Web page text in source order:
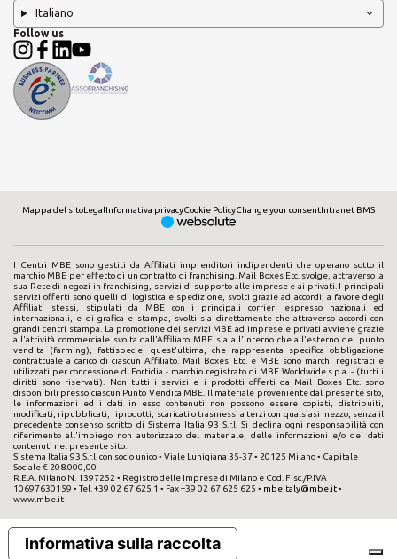
Italiano
Follow us
Mappa del sitoLegalInformativa privacyCookie PolicyChange your consentIntranet BMS
I Centri MBE sono gestiti da Affiliati imprenditori indipendenti che operano sotto il
marchio MBE per effetto di un contratto di franchising. Mail Boxes Etc. svolge, attraverso la
sua Rete di negozi in franchising, servizi di supporto alle imprese e ai privati. I principali
servizi offerti sono quelli di logistica e spedizione, svolti grazie ad accordi, a favore degli
Affiliati stessi, stipulati da MBE con i principali corrieri espresso nazionali ed
internazionali, e di grafica e stampa, svolti sia direttamente che attraverso accordi con
grandi centri stampa. La promozione dei servizi MBE ad imprese e privati avviene grazie
all'attività commerciale svolta dall'Affiliato MBE sia all'interno che all'esterno del punto
vendita (farming), fattispecie, quest'ultima, che rappresenta specifica obbligazione
contrattuale a carico di ciascun Affiliato. Mail Boxes Etc. e MBE sono marchi registrati e
utilizzati per concessione di Fortidia - marchio registrato di MBE Worldwide s.p.a. - (tutti i
diritti sono riservati). Non tutti i servizi e i prodotti offerti da Mail Boxes Etc. sono
disponibili presso ciascun Punto Vendita MBE. Il materiale proveniente dal presente sito,
le informazioni ed i dati in esso contenuti non possono essere copiati, distribuiti,
modificati, ripubblicati, riprodotti, scaricati o trasmessi a terzi con qualsiasi mezzo, senza il
precedente consenso scritto di Sistema Italia 93 S.r.l. Si declina ogni responsabilità con
riferimento all'impiego non autorizzato del materiale, delle informazioni e/o dei dati
contenuti nel presente sito.
Sistema Italia 93 S.r.l. con socio unico • Viale Lunigiana 35-37 • 20125 Milano • Capitale
Sociale € 208.000,00
R.E.A. Milano N. 1397252 • Registro delle Imprese di Milano e Cod. Fisc./P.IVA
10697630159 • Tel. +39 02 67 625 1 • Fax +39 02 67 625 625 • mbeitaly@mbe.it•
www.mbe.it
Informativa sulla raccolta